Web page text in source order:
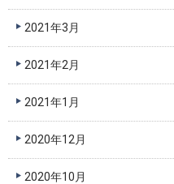
2021年3月
2021年2月
2021年1月
2020年12月
2020年10月